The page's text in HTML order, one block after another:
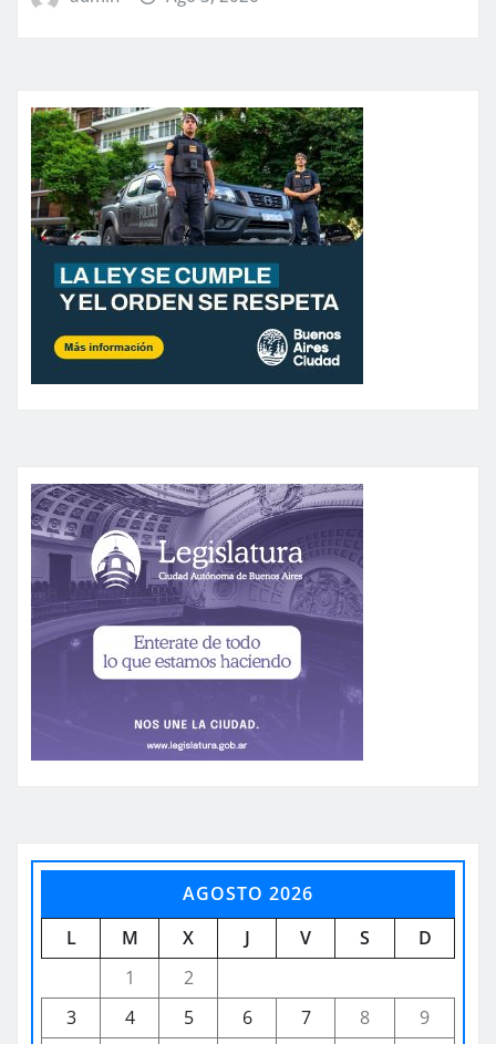
AGOSTO 2026
L
M X J V S
D
1
2
3
4 5 6 7 8
9